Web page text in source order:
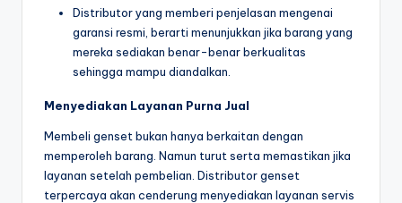
Distributor yang memberi penjelasan mengenai
garansi resmi, berarti menunjukkan jika barang yang
mereka sediakan benar-benar berkualitas
sehingga mampu diandalkan.
Menyediakan Layanan Purna Jual
Membeli genset bukan hanya berkaitan dengan
memperoleh barang. Namun turut serta memastikan jika
layanan setelah pembelian. Distributor genset
terpercaya akan cenderung menyediakan layanan servis